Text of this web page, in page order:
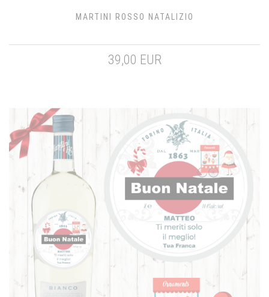
MARTINI ROSSO NATALIZIO
39,00 EUR